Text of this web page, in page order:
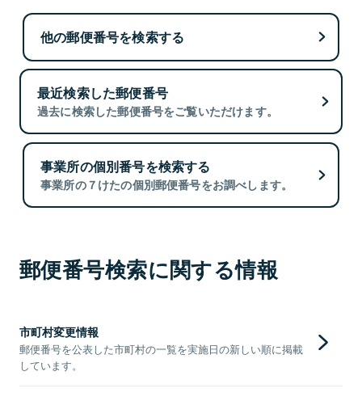
他の郵便番号を検索する
最近検索した郵便番号
過去に検索した郵便番号をご覧いただけます。
事業所の個別番号を検索する
事業所の７けたの個別郵便番号をお調べします。
郵便番号検索に関する情報
市町村変更情報
郵便番号を公表した市町村の一覧を実施日の新しい順に掲載
しています。